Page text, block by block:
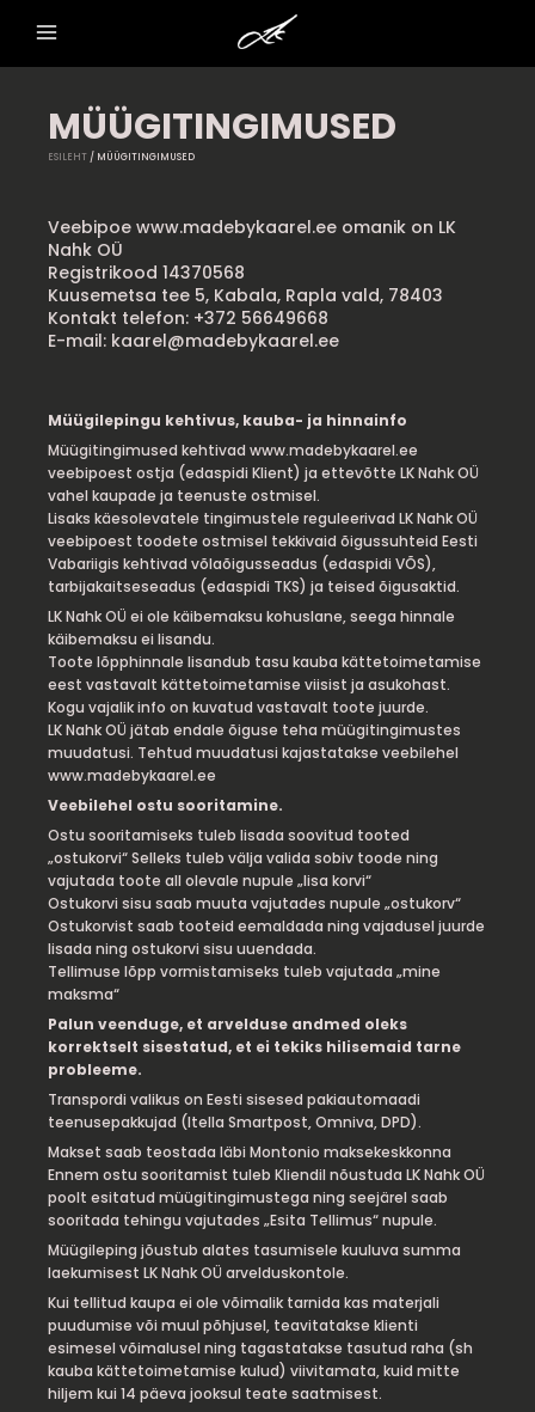
MÜÜGITINGIMUSED
ESILEHT/ MÜÜGITINGIMUSED
Veebipoe www.madebykaarel.ee omanik on LK
Nahk OÜ
Registrikood 14370568
Kuusemetsa tee 5, Kabala, Rapla vald, 78403
Kontakt telefon: +372 56649668
E-mail: kaarel@madebykaarel.ee
Müügilepingu kehtivus, kauba- ja hinnainfo
Müügitingimused kehtivad www.madebykaarel.ee
veebipoest ostja (edaspidi Klient) ja ettevõtte LK Nahk OÜ
vahel kaupade ja teenuste ostmisel.
Lisaks käesolevatele tingimustele reguleerivad LK Nahk OÜ
veebipoest toodete ostmisel tekkivaid õigussuhteid Eesti
Vabariigis kehtivad võlaõigusseadus (edaspidi VÕS),
tarbijakaitseseadus (edaspidi TKS) ja teised õigusaktid.
LK Nahk OÜ ei ole käibemaksu kohuslane, seega hinnale
käibemaksu ei lisandu.
Toote lõpphinnale lisandub tasu kauba kättetoimetamise
eest vastavalt kättetoimetamise viisist ja asukohast.
Kogu vajalik info on kuvatud vastavalt toote juurde.
LK Nahk OÜ jätab endale õiguse teha müügitingimustes
muudatusi. Tehtud muudatusi kajastatakse veebilehel
www.madebykaarel.ee
Veebilehel ostu sooritamine.
Ostu sooritamiseks tuleb lisada soovitud tooted
„ostukorvi“ Selleks tuleb välja valida sobiv toode ning
vajutada toote all olevale nupule „lisa korvi“
Ostukorvi sisu saab muuta vajutades nupule „ostukorv“
Ostukorvist saab tooteid eemaldada ning vajadusel juurde
lisada ning ostukorvi sisu uuendada.
Tellimuse lõpp vormistamiseks tuleb vajutada „mine
maksma“
Palun veenduge, et arvelduse andmed oleks
korrektselt sisestatud, et ei tekiks hilisemaid tarne
probleeme.
Transpordi valikus on Eesti sisesed pakiautomaadi
teenusepakkujad (Itella Smartpost, Omniva, DPD).
Makset saab teostada läbi Montonio maksekeskkonna
Ennem ostu sooritamist tuleb Kliendil nõustuda LK Nahk OÜ
poolt esitatud müügitingimustega ning seejärel saab
sooritada tehingu vajutades „Esita Tellimus“ nupule.
Müügileping jõustub alates tasumisele kuuluva summa
laekumisest LK Nahk OÜ arvelduskontole.
Kui tellitud kaupa ei ole võimalik tarnida kas materjali
puudumise või muul põhjusel, teavitatakse klienti
esimesel võimalusel ning tagastatakse tasutud raha (sh
kauba kättetoimetamise kulud) viivitamata, kuid mitte
hiljem kui 14 päeva jooksul teate saatmisest.